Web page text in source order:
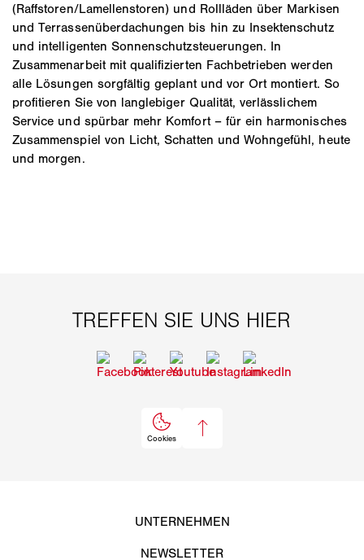
(Raffstoren/Lamellenstoren) und Rollläden über Markisen
und Terrassenüberdachungen bis hin zu Insektenschutz
und intelligenten Sonnenschutzsteuerungen. In
Zusammenarbeit mit qualifizierten Fachbetrieben werden
alle Lösungen sorgfältig geplant und vor Ort montiert. So
profitieren Sie von langlebiger Qualität, verlässlichem
Service und spürbar mehr Komfort – für ein harmonisches
Zusammenspiel von Licht, Schatten und Wohngefühl, heute
und morgen.